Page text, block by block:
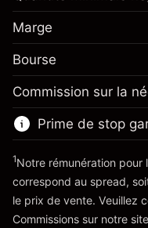
Ajustement
Frais sur la valeur
position
Taille de la
Valeur nominale
~$1,000.00
Vers la
Marge. Votre
Ajustement
overnight
Frais sur la valeur
position
Taille de la
Valeur nominale
~ $1,000.00
Marge
Bourse
Commission sur la
Prime de stop
1Notre rémunération pour
correspond au spread,
le prix de vente. Veuillez
Commissions sur notre